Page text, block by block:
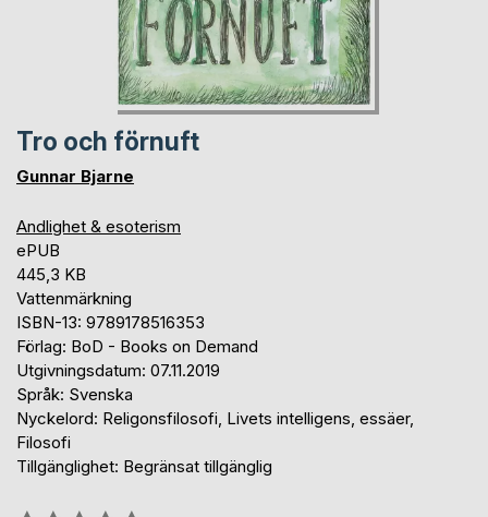
Tro och förnuft
Gunnar Bjarne
Andlighet & esoterism
ePUB
445,3 KB
Vattenmärkning
ISBN-13: 9789178516353
Förlag: BoD - Books on Demand
Utgivningsdatum: 07.11.2019
Språk: Svenska
Nyckelord: Religonsfilosofi, Livets intelligens, essäer,
Filosofi
Tillgänglighet: Begränsat tillgänglig